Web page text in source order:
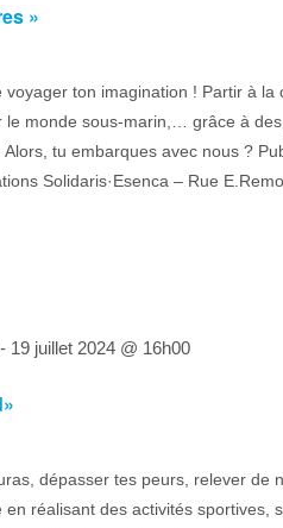
»
ton imagination ! Partir à la
le monde sous-marin,… grâce à
Alors, tu embarques avec nous ?
Solidaris·Esenca – Rue
19 juillet 2024 @ 16h00
dépasser tes peurs, relever de
réalisant des activités sportives,